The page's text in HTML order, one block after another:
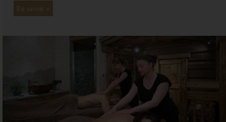
proche et ainsi rendre ce moment exceptionnel.
En savoir +